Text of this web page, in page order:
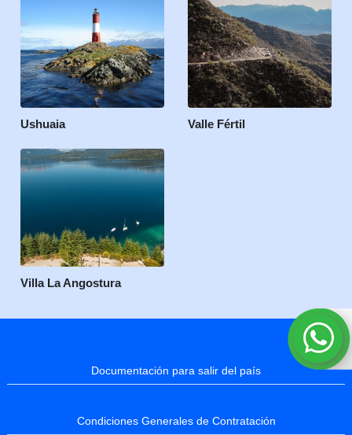
Ushuaia Valle Fértil
Villa La Angostura
Documentación para salir del país
Condiciones Generales de Contratación